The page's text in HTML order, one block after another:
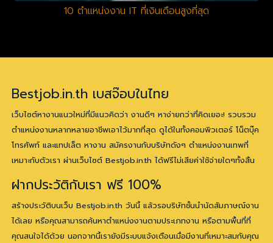
10 ตำแหน่งงาน IT ที่เงินเดือนสูงที่สุด
Bestjob.in.th เบสจ๊อบในไทย
เว็บไซต์หางานแนวใหม่ที่มีแนวคิดว่า งานดีๆ หาง่ายกว่าที่คิดเยอะ! รวบรวม
ตำแหน่งงานหลากหลายอาชีพเอาไว้มากที่สุด ดูได้ในทั้งคอมพิวเตอร์ โน็ตบุ๊ค
โทรศัพท์ และแทปเล็ต หางาน สมัครงานกับบริษัทดังๆ ตำแหน่งงานเทพที่
เหมาะกับตัวเรา ผ่านเว็บไซต์ Bestjob.in.th ได้ฟรีไม่เสียค่าใช้จ่ายใดๆทั้งสิ้น
ฝากประวัติกับเรา ฟรี 100%
สร้างประวัติบนเว็บ Bestjob.in.th วันนี้ แล้วรอบริษัทชั้นนำนัดสัมภาษณ์งาน
ได้เลย หรือคุณสามารถค้นหาตำแหน่งงานตามประเภทงาน หรือตามพื้นที่ที่
คุณสนใจได้ด้วย นอกจากนี้เรายังมีระบบแจ้งเตือนเมื่อมีงานที่เหมาะสมกับคุณ